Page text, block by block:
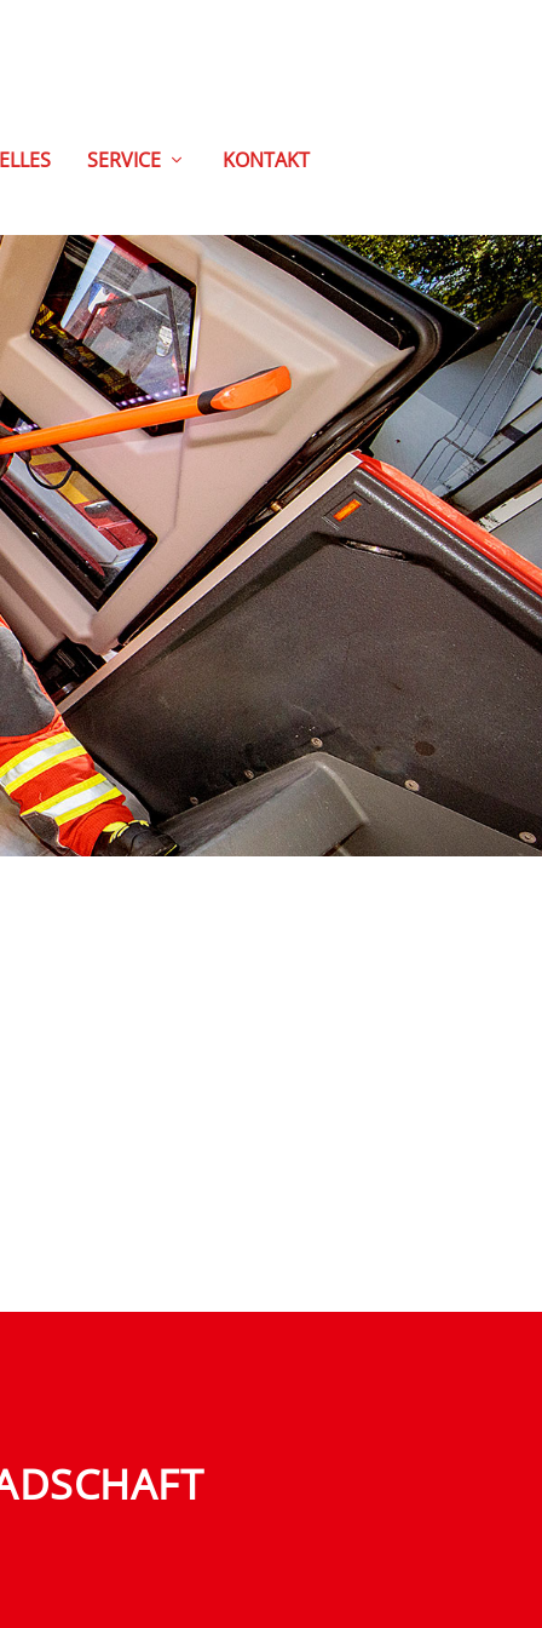
SERVICE KONTAKT
Feuerwehr
112
Med. Notfall
112
Polizei
110